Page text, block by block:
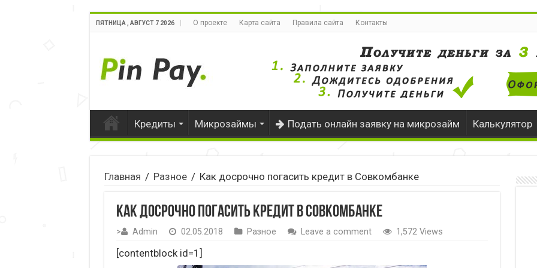
ПЯТНИЦА , АВГУСТ 7 2026 О проекте Карта сайта Правила сайта Контакты
Кредиты Микрозаймы Подать онлайн заявку на микрозайм Калькулятор
Главная / Разное / Как досрочно погасить кредит в Совкомбанке
Как досрочно погасить кредит в Совкомбанке
> Admin 02.05.2018 Разное Leave a comment 1,572 Views
[contentblock id=1]